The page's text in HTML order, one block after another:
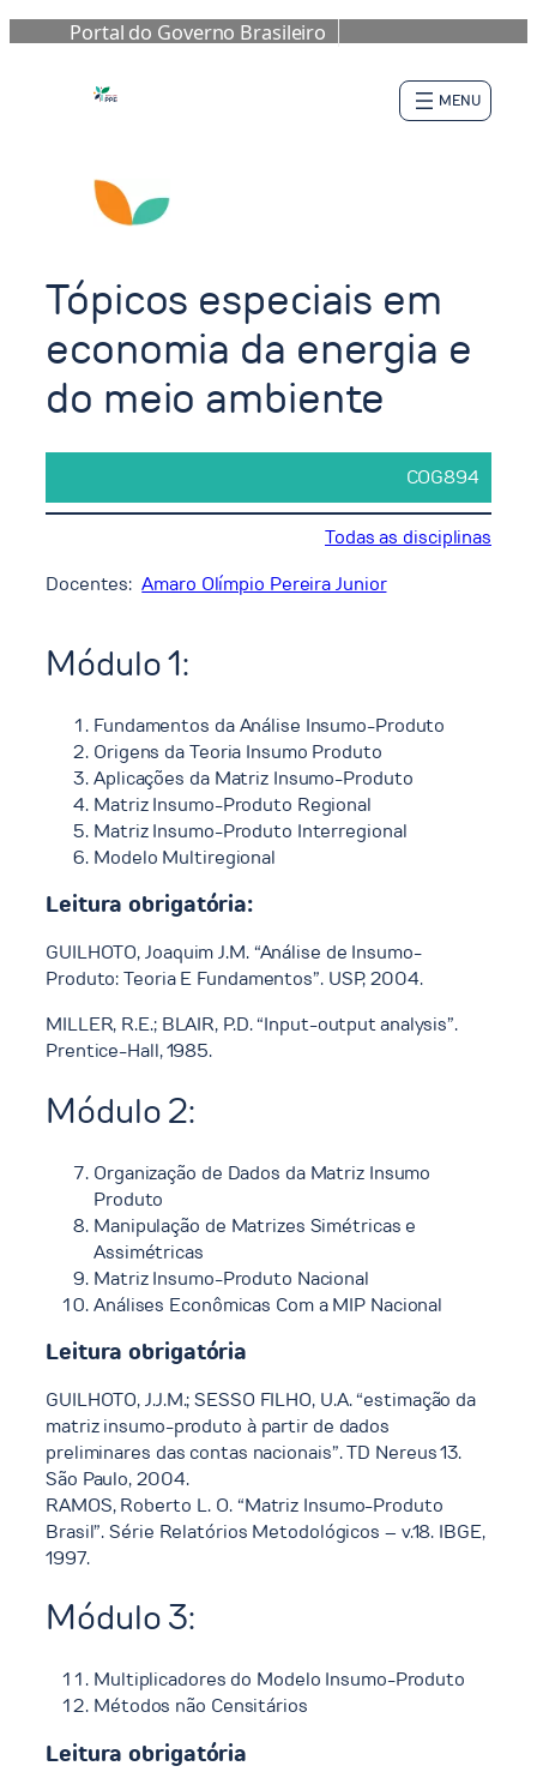
Portal do Governo Brasileiro
Tópicos especiais em
economia da energia e
do meio ambiente
COG894
Todas as disciplinas
Docentes: Amaro Olímpio Pereira Junior
Módulo 1:
Fundamentos da Análise Insumo-Produto
Origens da Teoria Insumo Produto
Aplicações da Matriz Insumo-Produto
Matriz Insumo-Produto Regional
Matriz Insumo-Produto Interregional
Modelo Multiregional
Leitura obrigatória:
GUILHOTO, Joaquim J.M. “Análise de Insumo-
Produto: Teoria E Fundamentos”. USP, 2004.
MILLER, R.E.; BLAIR, P.D. “Input-output analysis”.
Prentice-Hall, 1985.
Módulo 2:
Organização de Dados da Matriz Insumo
Produto
Manipulação de Matrizes Simétricas e
Assimétricas
Matriz Insumo-Produto Nacional
Análises Econômicas Com a MIP Nacional
Leitura obrigatória
GUILHOTO, J.J.M.; SESSO FILHO, U.A. “estimação da
matriz insumo-produto à partir de dados
preliminares das contas nacionais”. TD Nereus 13.
São Paulo, 2004.
RAMOS, Roberto L. O. “Matriz Insumo-Produto
Brasil”. Série Relatórios Metodológicos – v.18. IBGE,
1997.
Módulo 3:
Multiplicadores do Modelo Insumo-Produto
Métodos não Censitários
Leitura obrigatória